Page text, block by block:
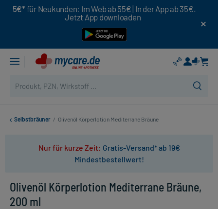
5€* für Neukunden: Im Web ab 55€ | In der App ab 35€.
Jetzt App downloaden
Selbstbräuner / Olivenöl Körperlotion Mediterrane Bräune
Nur für kurze Zeit: Gratis-Versand* ab 19€
Mindestbestellwert!
Olivenöl Körperlotion Mediterrane Bräune,
200 ml